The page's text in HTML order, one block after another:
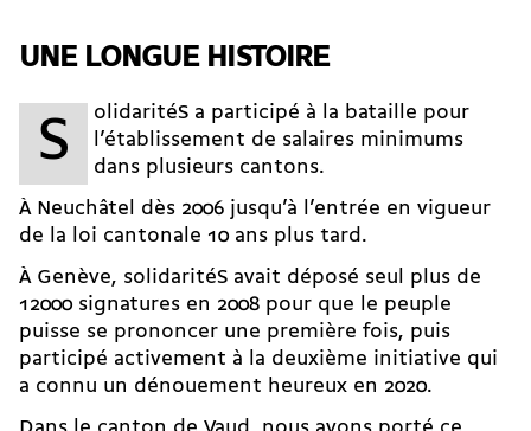
UNE LONGUE HISTOIRE
s
olidaritéS a participé à la bataille pour
l’établissement de salaires minimums
dans plusieurs cantons.
À Neuchâtel dès 2006 jusqu’à l’entrée en vigueur
de la loi cantonale 10 ans plus tard .
À Genève, solidaritéS avait déposé seul plus de
12000 signatures en 2008 pour que le peuple
puisse se prononcer une première fois, puis
participé activement à la deuxième initiative qui
a connu un dénouement heureux en 2020.